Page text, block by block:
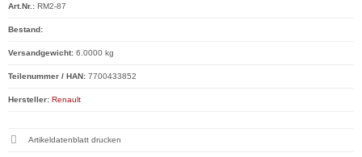
Art.Nr.: RM2-87
Bestand:
Versandgewicht: 6.0000 kg
Teilenummer / HAN: 7700433852
Hersteller: Renault
Artikeldatenblatt drucken